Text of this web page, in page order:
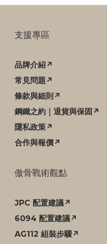
支援專區
品牌介紹↗
常見問題↗
條款與細則↗
鋼鐵之約｜退貨與保固↗
隱私政策↗
合作與報價↗
傲骨戰術觀點
JPC 配置建議↗
6094 配置建議↗
AG112 組裝步驟↗